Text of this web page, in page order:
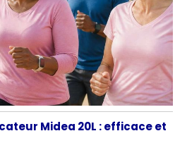
Midea 20L : efficace et